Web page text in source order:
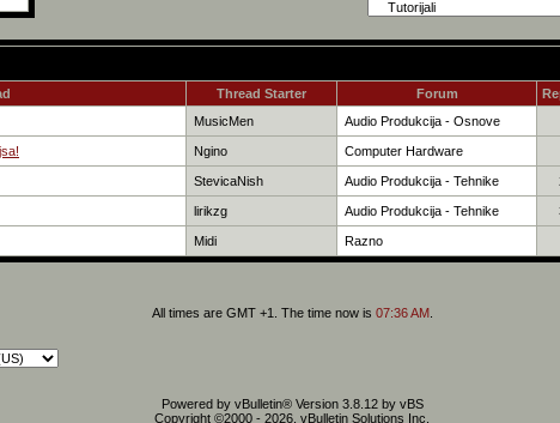
Thread Starter Forum
MusicMen Audio Produkcija - Osnove
Ngino Computer Hardware
StevicaNish Audio Produkcija - Tehnike
lirikzg Audio Produkcija - Tehnike
Midi Razno
All times are GMT +1. The time now is 07:36 AM.
Powered by vBulletin® Version 3.8.12 by vBS
Copyright ©2000 - 2026, vBulletin Solutions Inc.